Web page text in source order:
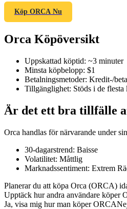
Futures med USDT som
COIN-M Futures
Futures för kryptovaluta
TradFi
Derivat för aktier, valuta,
Köp ORCA Nu
Orca Köpöversikt
Uppskattad köptid: ~3 minuter
Minsta köpbelopp: $1
Betalningsmetoder: Kredit-/
Tillgänglighet: Stöds i de
Är det ett bra tillfälle
Orca handlas för närvarande under
30-dagarstrend: Baisse
Volatilitet: Måttlig
Marknadssentiment: Extrem
Planerar du att köpa Orca (ORCA)
Upptäck hur andra användare köper
Ja, visa mig hur man köper ORCA